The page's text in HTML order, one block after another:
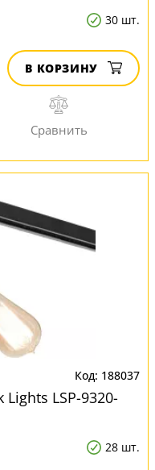
30 шт.
В КОРЗИНУ
188037
LSP-9320-
28 шт.